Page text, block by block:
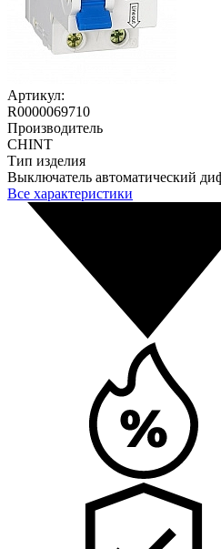
Артикул:
R0000069710
Производитель
CHINT
Тип изделия
Выключатель автоматический
Все характеристики